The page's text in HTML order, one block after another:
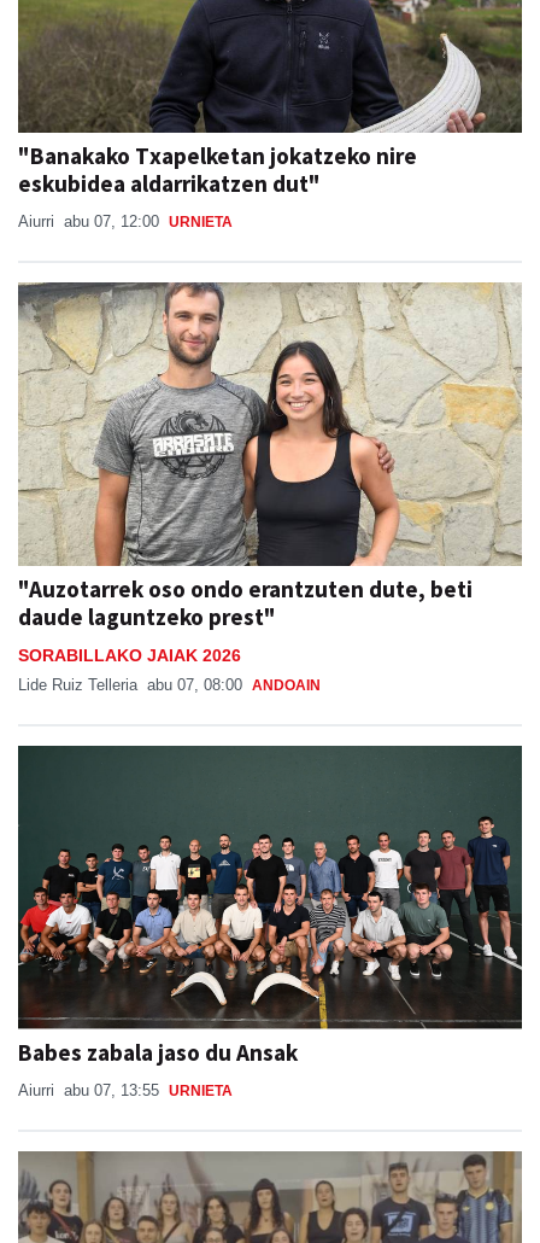
"Banakako Txapelketan jokatzeko nire
eskubidea aldarrikatzen dut"
Aiurri abu 07, 12:00 URNIETA
"Auzotarrek oso ondo erantzuten dute, beti
daude laguntzeko prest"
SORABILLAKO JAIAK 2026
Lide Ruiz Telleria abu 07, 08:00 ANDOAIN
Babes zabala jaso du Ansak
Aiurri abu 07, 13:55 URNIETA